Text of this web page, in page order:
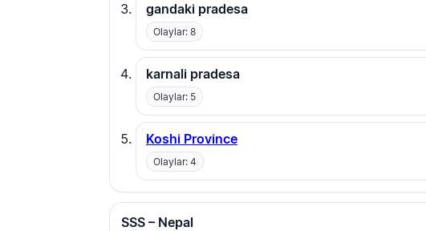
gandaki pradesa
Olaylar: 8
karnali pradesa
Olaylar: 5
Koshi Province
Olaylar: 4
SSS – Nepal